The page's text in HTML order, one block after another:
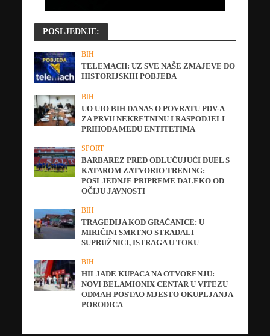
POSLJEDNJE:
BIH
TELEMACH: UZ SVE NAŠE ZMAJEVE DO
HISTORIJSKIH POBJEDA
BIH
UO UIO BIH DANAS O POVRATU PDV-A
ZA PRVU NEKRETNINU I RASPODJELI
PRIHODA MEĐU ENTITETIMA
SPORT
BARBAREZ PRED ODLUČUJUĆI DUEL S
KATAROM ZATVORIO TRENING:
POSLJEDNJE PRIPREME DALEKO OD
OČIJU JAVNOSTI
BIH
TRAGEDIJA KOD GRAČANICE: U
MIRIČINI SMRTNO STRADALI
SUPRUŽNICI, ISTRAGA U TOKU
BIH
HILJADE KUPACA NA OTVORENJU:
NOVI BELAMIONIX CENTAR U VITEZU
ODMAH POSTAO MJESTO OKUPLJANJA
PORODICA